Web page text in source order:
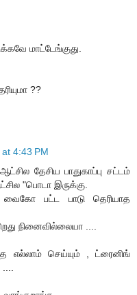
மாட்டேங்குது.
??
4:43 PM
தேசிய பாதுகாப்பு சட்டம்
"பொடா இருக்கு.
பட்ட பாடு தெரியாத
நினைவில்லையா ....
எல்லாம் செய்யும் , ட்ரைனிங்